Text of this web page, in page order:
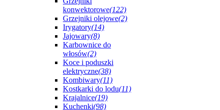
konwektorowe(122)
Grzejniki olejowe(2)
Irygatory(14)
Jajowary(8)
Karbownice do
włosów(2)
Koce i poduszki
elektryczne(38)
Kombiwary(11)
Kostkarki do lodu(11)
Krajalnice(19)
Kuchenki(98)